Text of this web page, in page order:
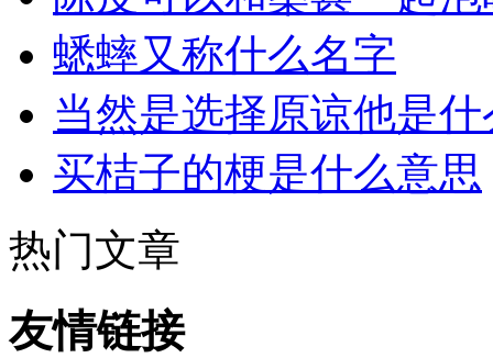
蟋蟀又称什么名字
当然是选择原谅他是
买桔子的梗是什么意思
热门文章
友情链接